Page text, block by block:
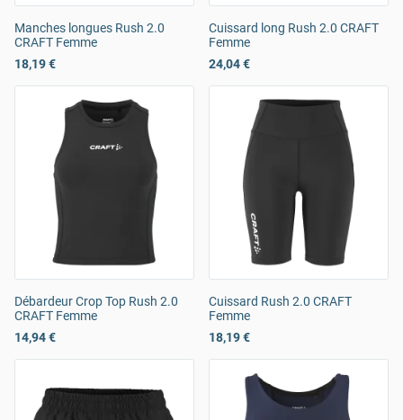
Manches longues Rush 2.0
CRAFT Femme
18,19 €
Cuissard long Rush 2.0 CRAFT
Femme
24,04 €
Débardeur Crop Top Rush 2.0
CRAFT Femme
14,94 €
Cuissard Rush 2.0 CRAFT
Femme
18,19 €